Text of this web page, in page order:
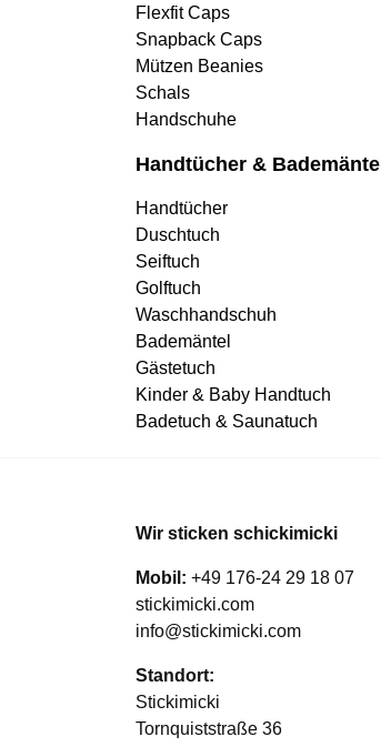
Flexfit Caps
Snapback Caps
Mützen Beanies
Schals
Handschuhe
Handtücher & Bademäntel
Handtücher
Duschtuch
Seiftuch
Golftuch
Waschhandschuh
Bademäntel
Gästetuch
Kinder & Baby Handtuch
Badetuch & Saunatuch
Wir sticken schickimicki
Mobil: +49 176-24 29 18 07
stickimicki.com
info@stickimicki.com
Standort:
Stickimicki
Tornquiststraße 36